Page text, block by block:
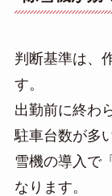
判断基準は、
す。
出勤前に終わ
駐車台数が多
雪機の導入で
なります。